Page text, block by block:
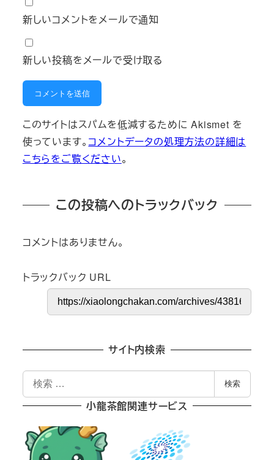
新しいコメントをメールで通知
新しい投稿をメールで受け取る
このサイトはスパムを低減するために Akismet を
使っています。 コメントデータの処理方法の詳細は
こちらをご覧ください。
この投稿へのトラックバック
コメントはありません。
トラックバック URL
サイト内検索
検
索
検索
小龍茶館関連サービス